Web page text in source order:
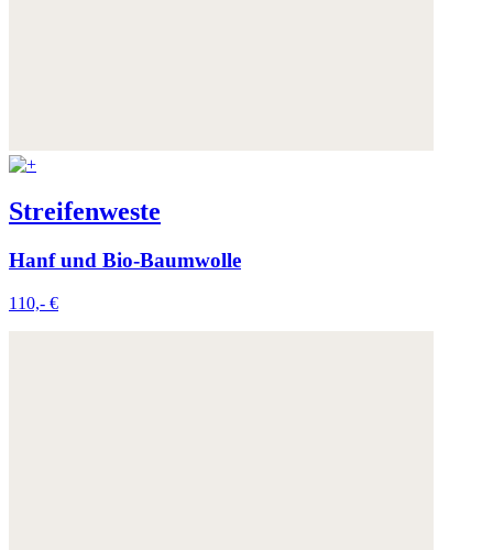
Streifenweste
Hanf und Bio-Baumwolle
110,- €